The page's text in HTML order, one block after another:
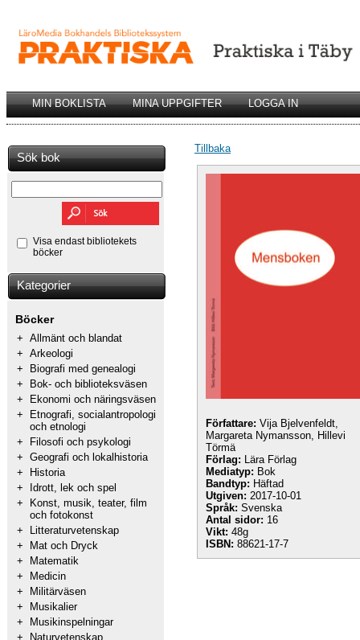
MIN BOKLISTA MINA UPPGIFTER LOGGA IN
Sök bok
Visa endast bibliotekets
böcker
Kategorier
Böcker
+ Allmänt och blandat
+ Arkeologi
+
Biografi med genealogi
+
Bok- och biblioteksväsen
+
Ekonomi och näringsväsen
+
Etnografi, socialantropologi
och etnologi
+
Filosofi och psykologi
+ Geografi och lokalhistoria
+
Historia
+
Idrott, lek och spel
+
Konst, musik, teater, film
och fotokonst
+
Litteraturvetenskap
+
Mat och Dryck
+
Matematik
+
Medicin
+
Militärväsen
+
Musikalier
+
Musikinspelningar
+
Naturvetenskap
Tillbaka
Författare: Vija Bjelvenfeldt,
Margareta Nymansson, Hillevi
Törmä
Förlag: Lära Förlag
Mediatyp: Bok
Bandtyp: Häftad
Utgiven: 2017-10-01
Språk: Svenska
Antal sidor: 16
Vikt: 48g
ISBN: 88621-17-7